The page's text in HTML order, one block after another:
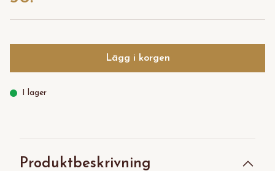
Lägg i korgen
I lager
Produktbeskrivning